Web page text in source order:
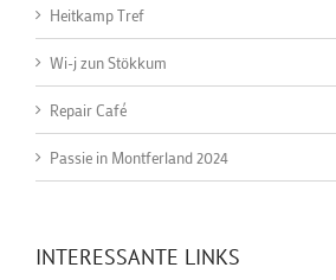
Heitkamp Tref
Wi-j zun Stökkum
Repair Café
Passie in Montferland 2024
INTERESSANTE LINKS